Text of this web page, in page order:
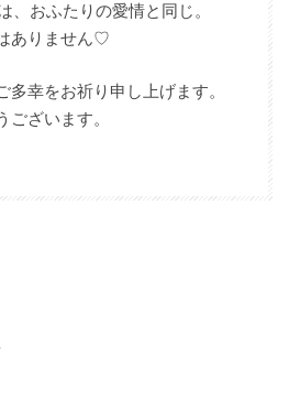
、おふたりの愛情と同じ。
ありません♡
多幸をお祈り申し上げます。
ざいます。